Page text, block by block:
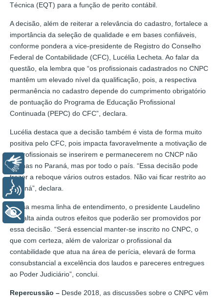
Técnica (EQT) para a função de perito contábil.
A decisão, além de reiterar a relevância do cadastro, fortalece a
importância da seleção de qualidade e em bases confiáveis,
conforme pondera a vice-presidente de Registro do Conselho
Federal de Contabilidade (CFC), Lucélia Lecheta. Ao falar da
questão, ela lembra que “os profissionais cadastrados no CNPC
mantêm um elevado nível da qualificação, pois, a respectiva
permanência no cadastro depende do cumprimento obrigatório
de pontuação do Programa de Educação Profissional
Continuada (PEPC) do CFC”, declara.
Lucélia destaca que a decisão também é vista de forma muito
positiva pelo CFC, pois impacta favoravelmente a motivação de
os profissionais se inserirem e permanecerem no CNCP não
apenas no Paraná, mas por todo o país. “Essa decisão pode
trazer a reboque vários outros estados. Não vai ficar restrito ao
Paraná”, declara.
Nessa mesma linha de entendimento, o presidente Laudelino
ressalta ainda outros efeitos que poderão ser promovidos por
essa decisão. “Será essencial manter-se inscrito no CNPC, o
que com certeza, além de valorizar o profissional da
contabilidade que atua na área de perícia, elevará de forma
consubstancial a excelência dos laudos e pareceres entregues
ao Poder Judiciário”, conclui.
Repercussão – Desde 2018, as discussões sobre o CNPC vêm
Libras
Voz